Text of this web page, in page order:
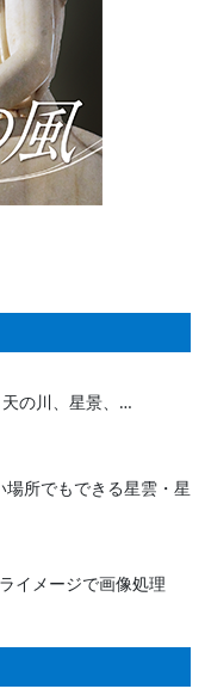
の川、星景、…
所でもできる星雲・星
イメージで画像処理